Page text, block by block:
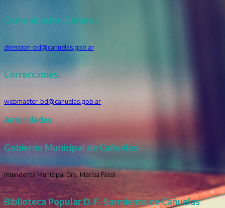
Comunicación General:
direccion-bd@canuelas.gob.ar
Correcciones:
webmaster-bd@canuelas.gob.ar
Autoridades
Gobierno Municipal de Cañuelas
Intendenta Municipal Dra. Marisa Fassi
Biblioteca Popular D. F. Sarmiento de Cañuelas